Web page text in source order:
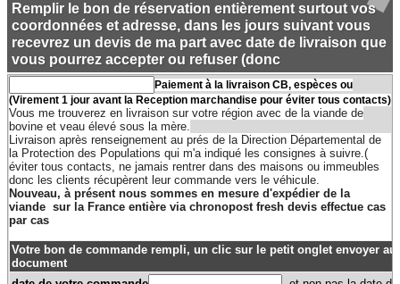
Remplir le bon de réservation entièrement surtout vos
coordonnées et adresse, dans les jours suivant vous
recevrez un devis de ma part avec date de livraison que
vous pourrez accepter ou refuser (donc
Paiement à la livraison CB, espèces ou
(Virement 1 jour avant la Reception marchandise pour éviter tous contacts)
Vous me trouverez en livraison sur votre région avec de la viande de
bovine et veau élevé sous la mère.
Livraison après renseignement au prés de la Direction Départemental de
la Protection des Populations qui m'a indiqué les consignes à suivre.(
éviter tous contacts, ne jamais rentrer dans des maisons ou immeubles
donc les clients récupèrent leur commande vers le véhicule.
Nouveau, à présent nous sommes en mesure d'expédier de la
viande sur la France entière via chronopost fresh devis effectue cas
par cas
Votre bon de commande rempli, un clic sur le petit onglet envoyer au
document